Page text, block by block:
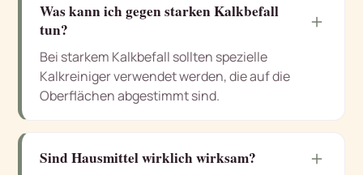
Was kann ich gegen starken Kalkbefall
tun?
＋
Bei starkem Kalkbefall sollten spezielle
Kalkreiniger verwendet werden, die auf die
Oberflächen abgestimmt sind.
Sind Hausmittel wirklich wirksam? ＋